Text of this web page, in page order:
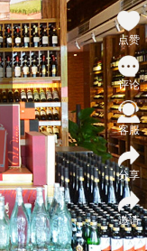
点赞
评论
客服
分享
邀请